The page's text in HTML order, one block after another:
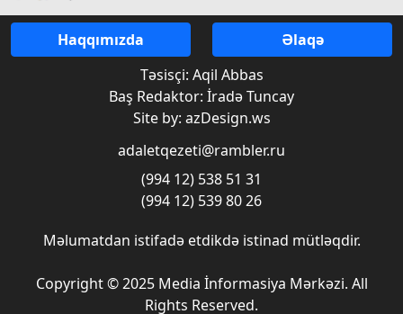
Haqqımızda
Əlaqə
Təsisçi: Aqil Abbas
Baş Redaktor: İradə Tuncay
Site by: azDesign.ws
adaletqezeti@rambler.ru
(994 12) 538 51 31
(994 12) 539 80 26
Məlumatdan istifadə etdikdə istinad mütləqdir.
Copyright © 2025 Media İnformasiya Mərkəzi. All
Rights Reserved.